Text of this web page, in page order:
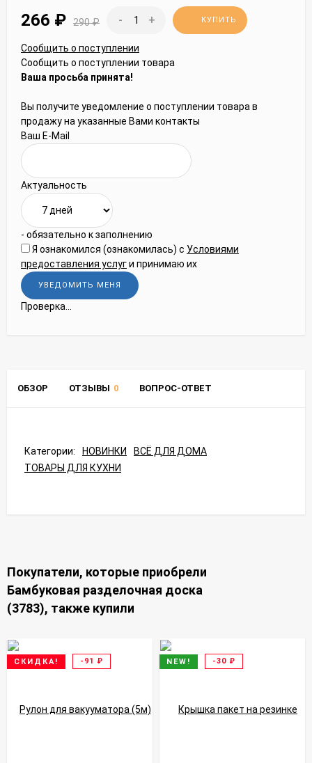
266 ₽ 290₽ - + КУПИТЬ
Сообщить о поступлении
Сообщить о поступлении товара
Ваша просьба принята!
Вы получите уведомление о поступлении товара в
продажу на указанные Вами контакты
Ваш E-Mail
Актуальность
- обязательно к заполнению
Я ознакомился (ознакомилась) с Условиями
предоставления услуги принимаю их
Проверка...
ОБЗОР ОТЗЫВЫ 0 ВОПРОС-ОТВЕТ
Категории: НОВИНКИ
ВСЁ ДЛЯ ДОМА
ТОВАРЫ ДЛЯ КУХНИ
Покупатели, которые приобрели
Бамбуковая разделочная доска
(3783), также купили
СКИДКА! -91 ₽ NEW! -30 ₽